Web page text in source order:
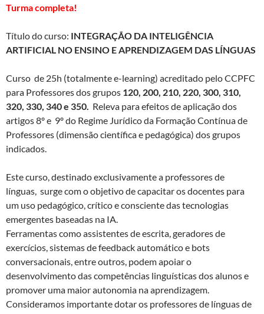
Turma completa!
Título do curso: INTEGRAÇÃO DA INTELIGÊNCIA
ARTIFICIAL NO ENSINO E APRENDIZAGEM DAS LÍNGUAS
Curso de 25h (totalmente e-learning) acreditado pelo CCPFC
para Professores dos grupos 120, 200, 210, 220, 300, 310,
320, 330, 340 e 350. Releva para efeitos de aplicação dos
artigos 8º e 9º do Regime Jurídico da Formação Contínua de
Professores (dimensão científica e pedagógica) dos grupos
indicados.
Este curso, destinado exclusivamente a professores de
línguas, surge com o objetivo de capacitar os docentes para
um uso pedagógico, crítico e consciente das tecnologias
emergentes baseadas na IA.
Ferramentas como assistentes de escrita, geradores de
exercícios, sistemas de feedback automático e bots
conversacionais, entre outros, podem apoiar o
desenvolvimento das competências linguísticas dos alunos e
promover uma maior autonomia na aprendizagem.
Consideramos importante dotar os professores de línguas de